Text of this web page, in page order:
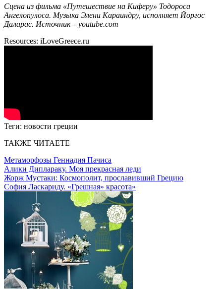
Сцена из фильма «Путешествие на Киферу» Тодороса
Ангелопулоса. Музыка Элени Караиндру, исполняет Йоргос
Даларас. Источник – youtube.com
Resources: iLoveGreece.ru
Теги: новости греции
ТАКЖЕ ЧИТАЕТЕ
Метаморфозы Геннадия Пачиса
Алики Диплараку. Моя прекрасная леди
Жорж Мустаки: Космополит, прославивший Грецию
София Ласкариду. «Грешная» красота»